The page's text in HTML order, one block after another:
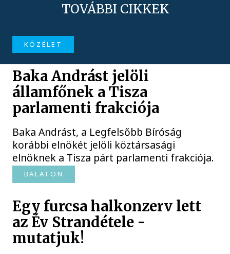
TOVÁBBI CIKKEK
KÖZÉLET
Baka Andrást jelöli
államfőnek a Tisza
parlamenti frakciója
Baka Andrást, a Legfelsőbb Bíróság
korábbi elnökét jelöli köztársasági
elnöknek a Tisza párt parlamenti frakciója.
BALATON
Egy furcsa halkonzerv lett
az Év Strandétele -
mutatjuk!